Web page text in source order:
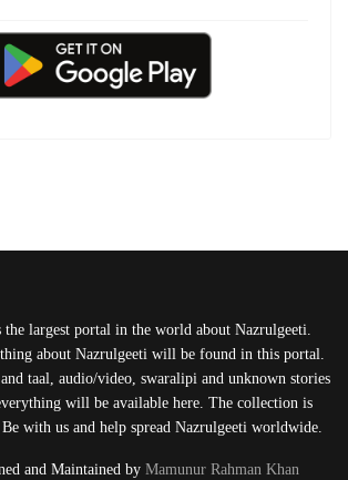
largest portal in the world about Nazrulgeeti.
about Nazrulgeeti will be found in this portal.
taal, audio/video, swaralipi and unknown stories
will be available here. The collection is
with us and help spread Nazrulgeeti worldwide.
and Maintained by Mamunur Rahman Khan